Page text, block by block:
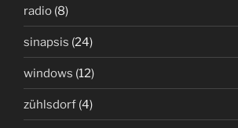
radio (8)
sinapsis (24)
windows (12)
zühlsdorf (4)